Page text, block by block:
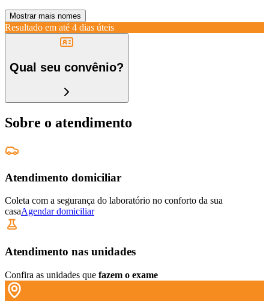
Mostrar mais nomes
Resultado em até 4 dias úteis
Qual seu convênio?
Sobre o atendimento
Atendimento domiciliar
Coleta com a segurança do laboratório no conforto da sua
casaAgendar domiciliar
Atendimento nas unidades
Confira as unidades que fazem o exame